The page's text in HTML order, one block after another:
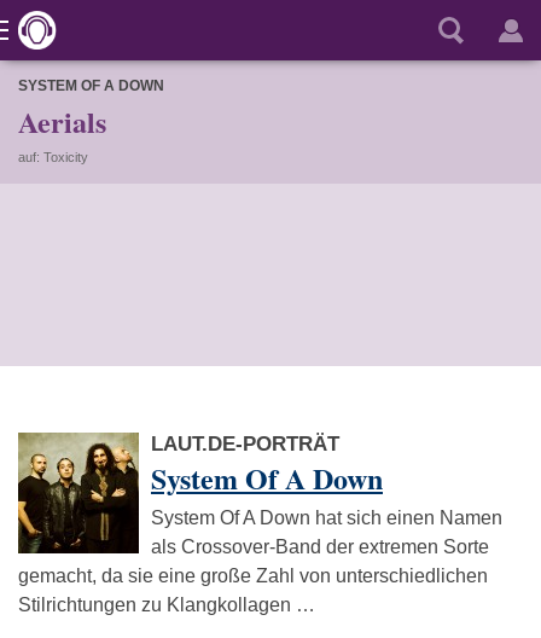
SYSTEM OF A DOWN
Aerials
auf: Toxicity
LAUT.DE-PORTRÄT
System Of A Down
System Of A Down hat sich einen Namen
als Crossover-Band der extremen Sorte
gemacht, da sie eine große Zahl von unterschiedlichen
Stilrichtungen zu Klangkollagen …